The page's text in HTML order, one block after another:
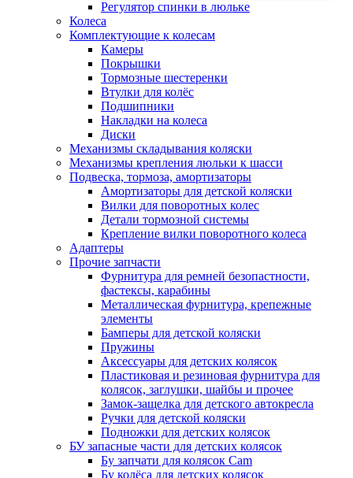
Регулятор спинки в люльке
Колеса
Комплектующие к колесам
Камеры
Покрышки
Тормозные шестеренки
Втулки для колёс
Подшипники
Накладки на колеса
Диски
Механизмы складывания коляски
Механизмы крепления люльки к шасси
Подвеска, тормоза, амортизаторы
Амортизаторы для детской коляски
Вилки для поворотных колес
Детали тормозной системы
Крепление вилки поворотного колеса
Адаптеры
Прочие запчасти
Фурнитура для ремней безопастности,
фастексы, карабины
Металлическая фурнитура, крепежные
элементы
Бамперы для детской коляски
Пружины
Аксессуары для детских колясок
Пластиковая и резиновая фурнитура для
колясок, заглушки, шайбы и прочее
Замок-защелка для детского автокресла
Ручки для детской коляски
Подножки для детских колясок
БУ запасные части для детских колясок
Бу запчати для колясок Cam
Бу колёса для детских колясок